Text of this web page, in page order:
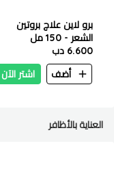
برو لاين علاج بروتين
الشعر - 150 مل
6.600 دب
أضف
اشتر الآن
العناية بالأظافر